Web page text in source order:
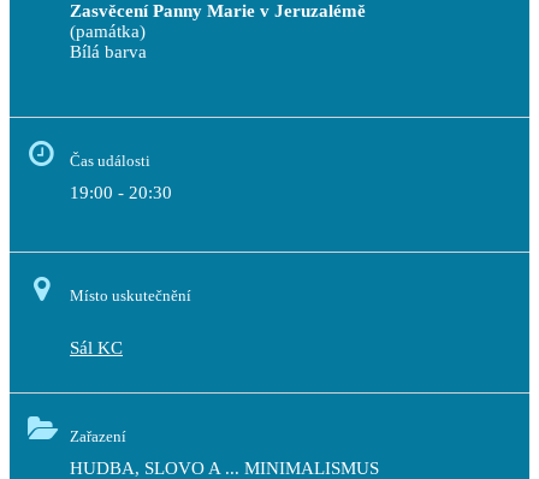
Zasvěcení Panny Marie v Jeruzalémě
(památka)
Bílá barva
Čas události
19:00 - 20:30
Místo uskutečnění
Sál KC
Zařazení
HUDBA, SLOVO A ... MINIMALISMUS